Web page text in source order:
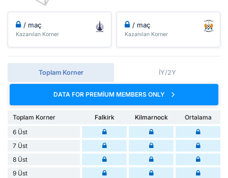
/ maç
Kazanılan Korner
/ maç
Kazanılan Korner
Toplam Korner İY/2Y
DATA FOR PREMIUM MEMBERS ONLY
Toplam Korner Falkirk Kilmarnock
Ortalama
6 Üst
7 Üst
8 Üst
9 Üst